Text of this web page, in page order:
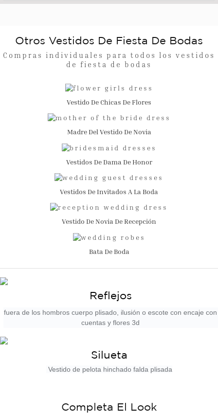
Otros Vestidos De Fiesta De Bodas
Compras individuales para todos los vestidos
de fiesta de bodas
Vestido De Chicas De Flores
Madre Del Vestido De Novia
Vestidos De Dama De Honor
Vestidos De Invitados A La Boda
Vestido De Novia De Recepción
Bata De Boda
Reflejos
fuera de los hombros cuerpo plisado, ilusión o escote con encaje con
cuentas y flores 3d
Silueta
Vestido de pelota hinchado falda plisada
Completa El Look